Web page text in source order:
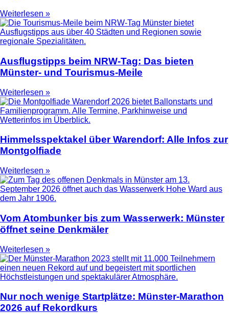
Weiterlesen »
Ausflugstipps beim NRW-Tag: Das bieten
Münster- und Tourismus-Meile
Weiterlesen »
Himmelsspektakel über Warendorf: Alle Infos zur
Montgolfiade
Weiterlesen »
Vom Atombunker bis zum Wasserwerk: Münster
öffnet seine Denkmäler
Weiterlesen »
Nur noch wenige Startplätze: Münster-Marathon
2026 auf Rekordkurs